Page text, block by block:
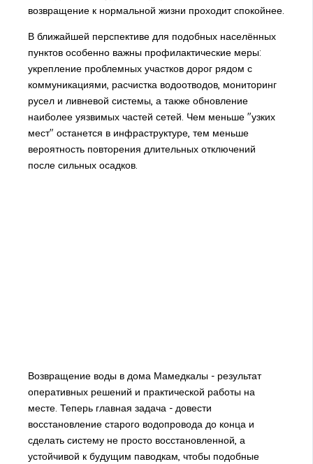
возвращение к нормальной жизни проходит спокойнее.
В ближайшей перспективе для подобных населённых
пунктов особенно важны профилактические меры:
укрепление проблемных участков дорог рядом с
коммуникациями, расчистка водоотводов, мониторинг
русел и ливневой системы, а также обновление
наиболее уязвимых частей сетей. Чем меньше "узких
мест" останется в инфраструктуре, тем меньше
вероятность повторения длительных отключений
после сильных осадков.
Возвращение воды в дома Мамедкалы - результат
оперативных решений и практической работы на
месте. Теперь главная задача - довести
восстановление старого водопровода до конца и
сделать систему не просто восстановленной, а
устойчивой к будущим паводкам, чтобы подобные